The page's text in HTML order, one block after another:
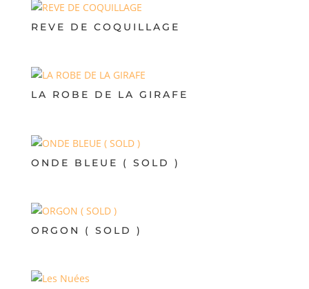
REVE DE COQUILLAGE
LA ROBE DE LA GIRAFE
ONDE BLEUE ( SOLD )
ORGON ( SOLD )